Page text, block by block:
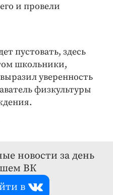
и провели
пустовать, здесь
школьники,
уверенность
физкультуры
новости за день
ВК
в